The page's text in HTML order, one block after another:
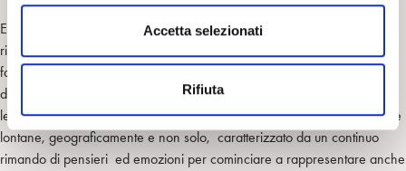
e
n
s
o
Accetta selezionati
Rifiuta
Era necessario un tempo lungo perché un pensiero, una parola nuovi
ripristinassero la pensabilità dell’esperienza. Chi ascoltava non poteva
far altro che aspettare e contemporaneamente andare a proprie
differenti esperienze che potessero fare da “ponte” senza confondersi
le une nelle altre. Abbiamo cercato di costruire un legame con persone
lontane, geograficamente e non solo, caratterizzato da un continuo
rimando di pensieri ed emozioni per cominciare a rappresentare anche